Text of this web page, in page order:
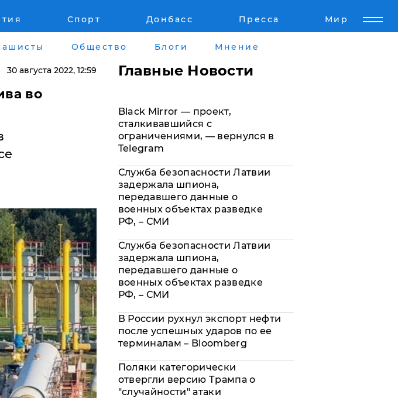
Спорт Донбасс Пресса Мир
Лайф стайл
Стиль Диалога
Пресс-релизы
Общество Блоги Мнение
30 августа 2022, 12:59
во
Главные Новости
Black Mirror — проект,
сталкивавшийся с
ограничениями, — вернулся в
Telegram
Служба безопасности Латвии
задержала шпиона,
передавшего данные о
военных объектах разведке
РФ, – СМИ
Служба безопасности Латвии
задержала шпиона,
передавшего данные о
военных объектах разведке
РФ, – СМИ
В России рухнул экспорт нефти
после успешных ударов по ее
терминалам – Bloomberg
Поляки категорически
отвергли версию Трампа о
"случайности" атаки